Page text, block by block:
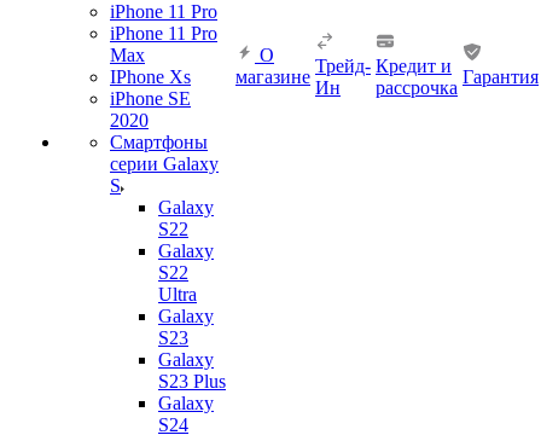
iPhone 11 Pro
iPhone 11 Pro
Max
IPhone Xs
iPhone SE
2020
Смартфоны
серии Galaxy
S
Galaxy
S22
Galaxy
S22
Ultra
Galaxy
S23
Galaxy
S23 Plus
Galaxy
S24
О
магазине
Трейд-
Ин
Кредит и
рассрочка
Гарантия